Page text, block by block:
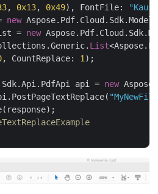
, 0x13, 0x49), FontFile:
new
= new
List
, CountReplace: 1 );
api =
new